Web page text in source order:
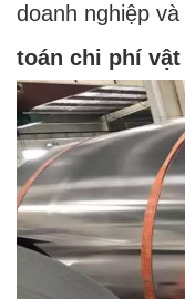
doanh nghiệp
toán chi phí